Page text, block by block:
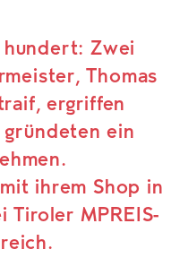
Zwei
Thomas
ergriffen
ein
ihrem Shop in
Tiroler MPREIS-